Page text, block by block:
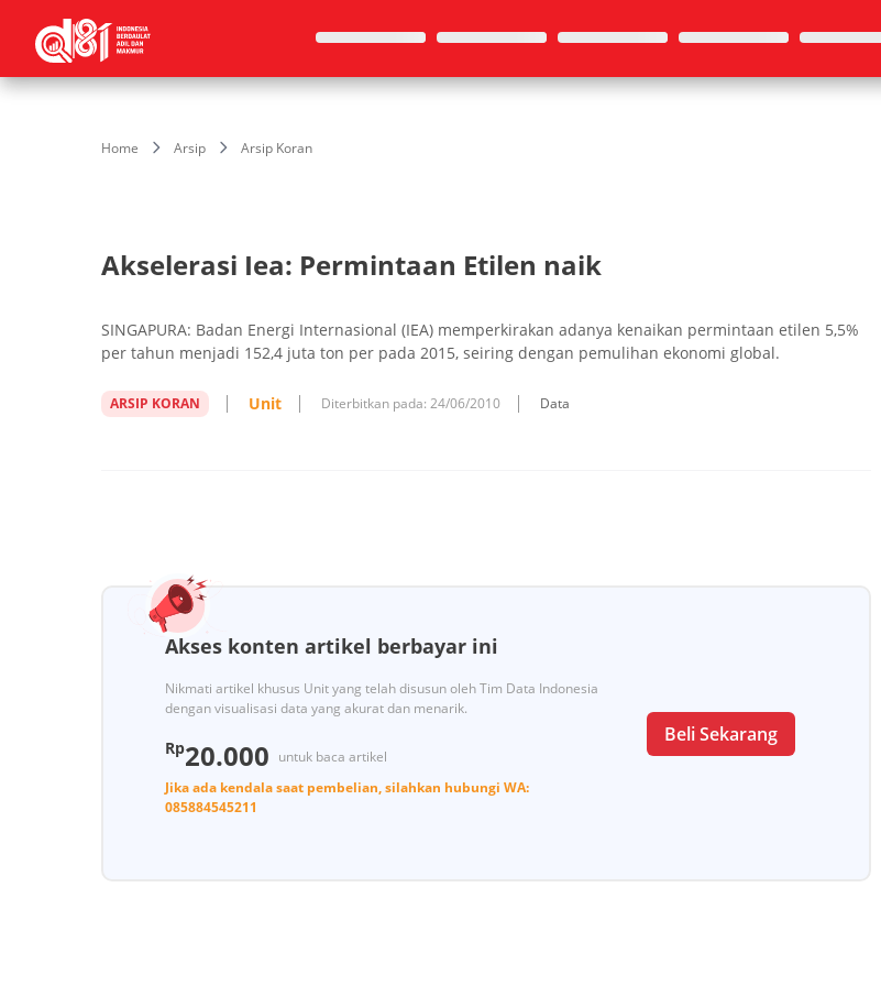
Home Arsip Arsip Koran
Akselerasi Iea: Permintaan Etilen naik
SINGAPURA: Badan Energi Internasional (IEA) memperkirakan adanya kenaikan permintaan etilen 5,5%
per tahun menjadi 152,4 juta ton per pada 2015, seiring dengan pemulihan ekonomi global.
ARSIP KORAN Unit Diterbitkan pada: 24/06/2010 Data
Akses konten artikel berbayar ini
Nikmati artikel khusus Unit yang telah disusun oleh Tim Data Indonesia
dengan visualisasi data yang akurat dan menarik.
Rp20.000 untuk baca artikel
Jika ada kendala saat pembelian, silahkan hubungi WA:
085884545211
Beli Sekarang